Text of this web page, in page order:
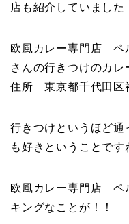
店も紹介 していました
欧風カレー専門店 ペ
さんの行きつけのカレ
住所 東京都千代田区
行きつけというほど通
も好き ということです
欧風カレー専門店 ペ
キングなことが！！